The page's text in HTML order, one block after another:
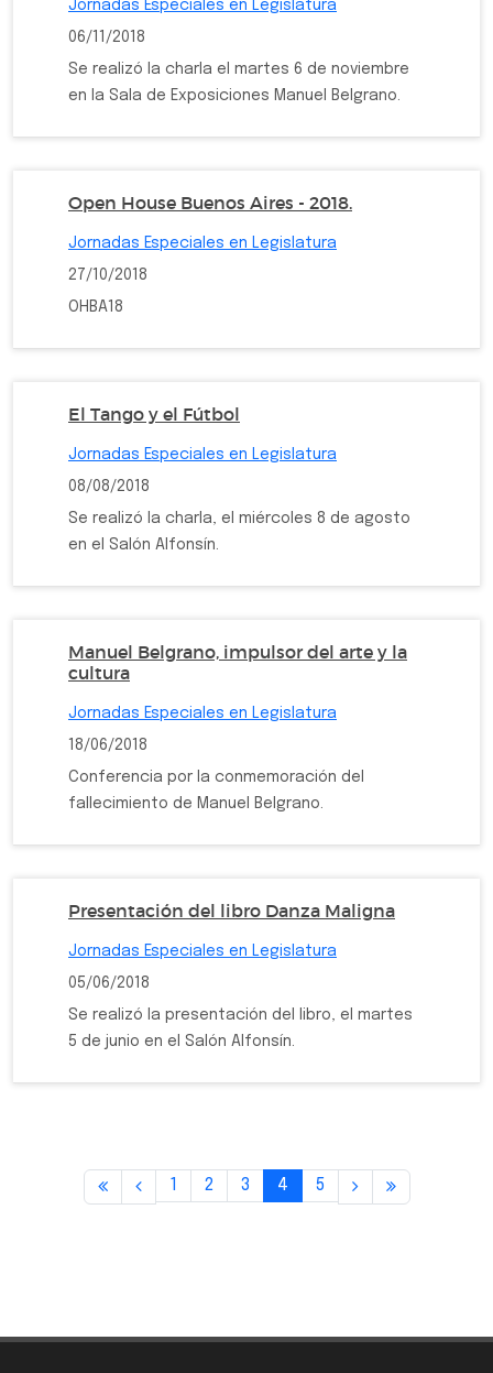
Jornadas Especiales en Legislatura
06/11/2018
Se realizó la charla el martes 6 de noviembre
en la Sala de Exposiciones Manuel Belgrano.
Open House Buenos Aires - 2018.
Jornadas Especiales en Legislatura
27/10/2018
OHBA18
El Tango y el Fútbol
Jornadas Especiales en Legislatura
08/08/2018
Se realizó la charla, el miércoles 8 de agosto
en el Salón Alfonsín.
Manuel Belgrano, impulsor del arte y la
cultura
Jornadas Especiales en Legislatura
18/06/2018
Conferencia por la conmemoración del
fallecimiento de Manuel Belgrano.
Presentación del libro Danza Maligna
Jornadas Especiales en Legislatura
05/06/2018
Se realizó la presentación del libro, el martes
5 de junio en el Salón Alfonsín.
1 2 3 4 5